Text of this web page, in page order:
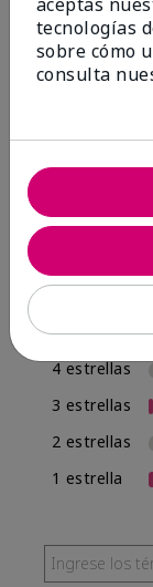
95%
de los
5 estrellas
4 estrellas
3 estrellas
2 estrellas
1 estrella
tecnologías
sobre cómo
consulta